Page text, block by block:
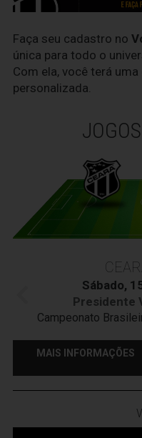
Faça seu cadastro no
única para todo o
Com ela, você terá
personalizada.
Sábado,
Presidente
Campeonato
MAIS INFORMAÇÕES